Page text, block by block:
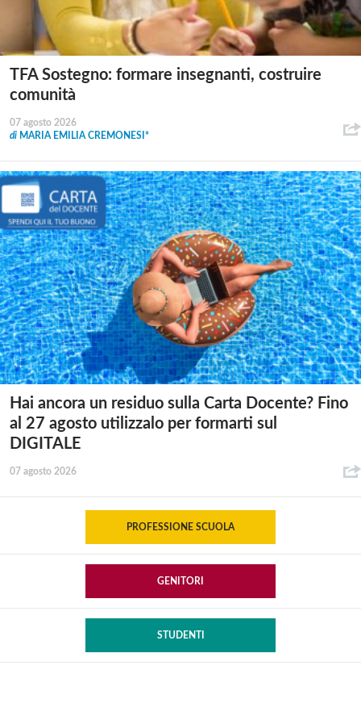
TFA Sostegno: formare insegnanti, costruire
comunità
07 agosto 2026
di MARIA EMILIA CREMONESI*
Hai ancora un residuo sulla Carta Docente? Fino
al 27 agosto utilizzalo per formarti sul
DIGITALE
07 agosto 2026
PROFESSIONE SCUOLA
GENITORI
STUDENTI